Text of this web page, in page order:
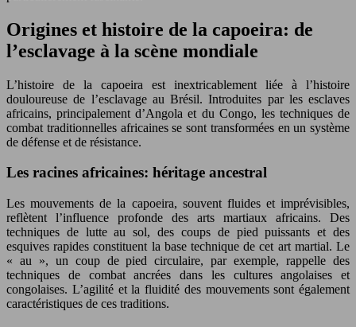
Origines et histoire de la capoeira: de
l’esclavage à la scène mondiale
L’histoire de la capoeira est inextricablement liée à l’histoire
douloureuse de l’esclavage au Brésil. Introduites par les esclaves
africains, principalement d’Angola et du Congo, les techniques de
combat traditionnelles africaines se sont transformées en un système
de défense et de résistance.
Les racines africaines: héritage ancestral
Les mouvements de la capoeira, souvent fluides et imprévisibles,
reflètent l’influence profonde des arts martiaux africains. Des
techniques de lutte au sol, des coups de pied puissants et des
esquives rapides constituent la base technique de cet art martial. Le
« au », un coup de pied circulaire, par exemple, rappelle des
techniques de combat ancrées dans les cultures angolaises et
congolaises. L’agilité et la fluidité des mouvements sont également
caractéristiques de ces traditions.